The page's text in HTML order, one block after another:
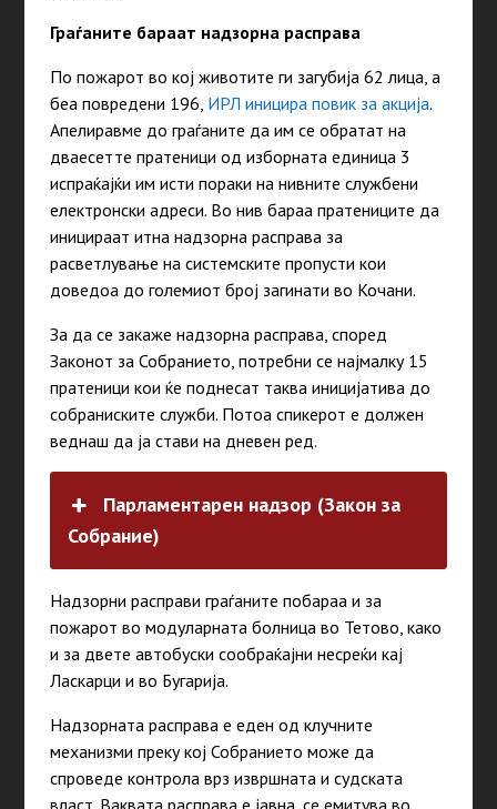
Граѓаните бараат надзорна расправа
По пожарот во кој животите ги загубија 62 лица, а
беа повредени 196, ИРЛ иницира повик за акција.
Апелиравме до граѓаните да им се обратат на
дваесетте пратеници од изборната единица 3
испраќајќи им исти пораки на нивните службени
електронски адреси. Во нив бараа пратениците да
иницираат итна надзорна расправа за
расветлување на системските пропусти кои
доведоа до големиот број загинати во Кочани.
За да се закаже надзорна расправа, според
Законот за Собранието, потребни се најмалку 15
пратеници кои ќе поднесат таква иницијатива до
собраниските служби. Потоа спикерот е должен
веднаш да ја стави на дневен ред.
Парламентарен надзор (Закон за
Собрание)
Надзорни расправи граѓаните побараа и за
пожарот во модуларната болница во Тетово, како
и за двете автобуски сообраќајни несреќи кај
Ласкарци и во Бугарија.
Надзорната расправа е еден од клучните
механизми преку кој Собранието може да
спроведе контрола врз извршната и судската